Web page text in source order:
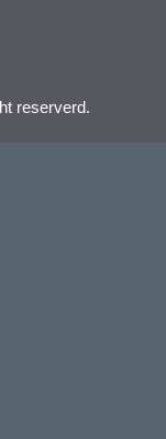
reserverd.